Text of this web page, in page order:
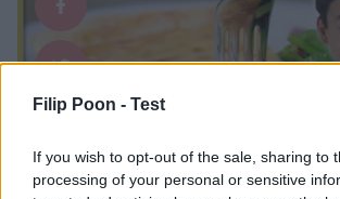
Filip Poon - Test
If you wish to opt-out of the sale, sharing to
processing of your personal or sensitive
Kockkniv Denna rekomenderar jag!: https://
Fancy Kockniv: https://adtr.co/slFyk3
https://adtr.co/XmcR9r Bästa kniv setet:
https://adtr.co/FXJmRZ Dunderkniv: …